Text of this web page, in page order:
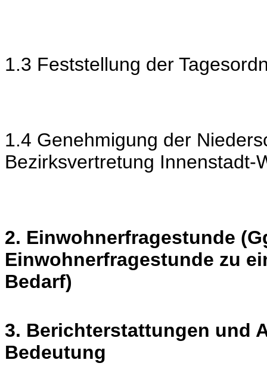
1.3 Feststellung der
1.4 Genehmigung der
Bezirksvertretung Innenstadt-
2. Einwohnerfragestunde
Einwohnerfragestunde zu
Bedarf)
3. Berichterstattungen und
Bedeutung